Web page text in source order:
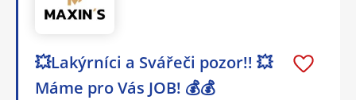
💥Lakýrníci a Svářeči pozor!! 💥
Máme pro Vás JOB! 💰💰